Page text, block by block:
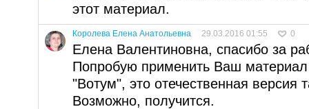
этот материал.
Королева Елена Анатольевна 29.03.2016 01:55 0
Елена Валентиновна, спасибо за
Попробую применить Ваш
"Вотум", это отечественная версия
Возможно, получится.